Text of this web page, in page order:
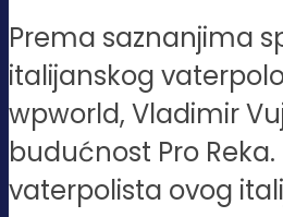
Prema saznanjima
italijanskog
wpworld, Vladimir
budućnost Pro
vaterpolista ovog